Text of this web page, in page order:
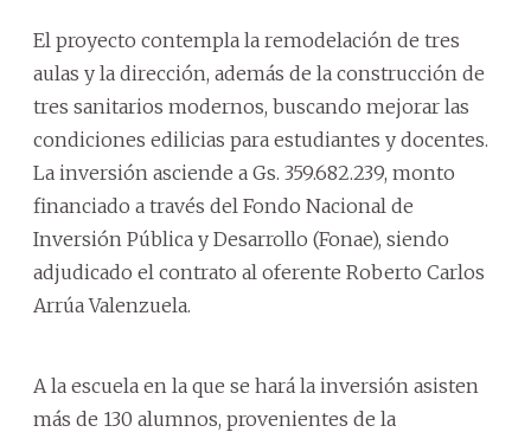
El proyecto contempla la remodelación de tres
aulas y la dirección, además de la construcción de
tres sanitarios modernos, buscando mejorar las
condiciones edilicias para estudiantes y docentes.
La inversión asciende a Gs. 359.682.239, monto
financiado a través del Fondo Nacional de
Inversión Pública y Desarrollo (Fonae), siendo
adjudicado el contrato al oferente Roberto Carlos
Arrúa Valenzuela.
A la escuela en la que se hará la inversión asisten
más de 130 alumnos, provenientes de la